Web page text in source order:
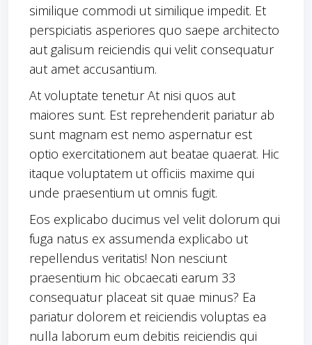
similique commodi ut similique impedit. Et
perspiciatis asperiores quo saepe architecto
aut galisum reiciendis qui velit consequatur
aut amet accusantium.
At voluptate tenetur At nisi quos aut
maiores sunt. Est reprehenderit pariatur ab
sunt magnam est nemo aspernatur est
optio exercitationem aut beatae quaerat. Hic
itaque voluptatem ut officiis maxime qui
unde praesentium ut omnis fugit.
Eos explicabo ducimus vel velit dolorum qui
fuga natus ex assumenda explicabo ut
repellendus veritatis! Non nesciunt
praesentium hic obcaecati earum 33
consequatur placeat sit quae minus? Ea
pariatur dolorem et reiciendis voluptas ea
nulla laborum eum debitis reiciendis qui